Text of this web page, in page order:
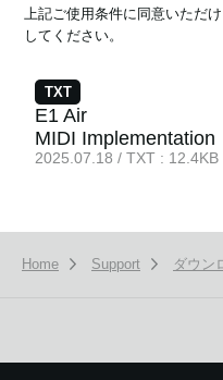
Location
About KORG
4） このライブラリーには、弊社が発
5） 取扱説明書及び製品資料などの内
合があります。 当サイトに掲載されて
の機種に同梱されている取扱説明書や
説明書の内容と異なる場合があります
6） 株式会社コルグは、マニュアル・
の他金銭的な損失）については一切責
上記ご使用条件に同意いただ
してください。
TXT
E1 Air
MIDI Implementation
2025.07.18 / TXT : 12.4KB
Home Support ダウン